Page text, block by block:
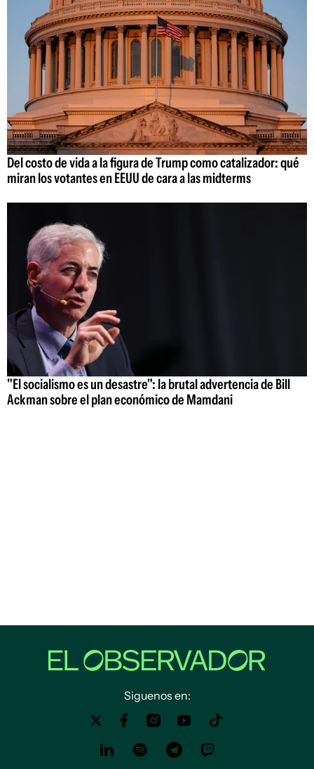
Del costo de vida a la figura de Trump como catalizador: qué
miran los votantes en EEUU de cara a las midterms
"El socialismo es un desastre": la brutal advertencia de Bill
Ackman sobre el plan económico de Mamdani
Siguenos en: